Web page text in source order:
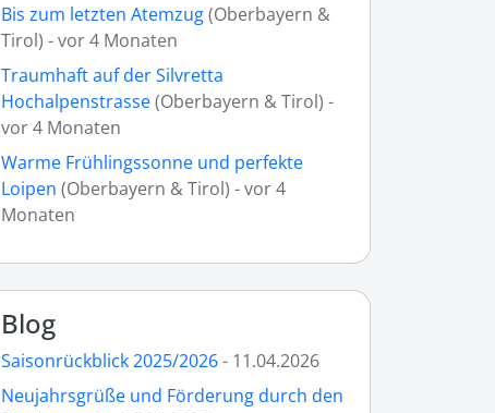
Bis zum letzten Atemzug(Oberbayern &
Tirol) - vor 4 Monaten
Traumhaft auf der Silvretta
Hochalpenstrasse(Oberbayern & Tirol) -
vor 4 Monaten
Warme Frühlingssonne und perfekte
Loipen (Oberbayern & Tirol) - vor 4
Monaten
Blog
Saisonrückblick 2025/2026- 11.04.2026
Neujahrsgrüße und Förderung durch den